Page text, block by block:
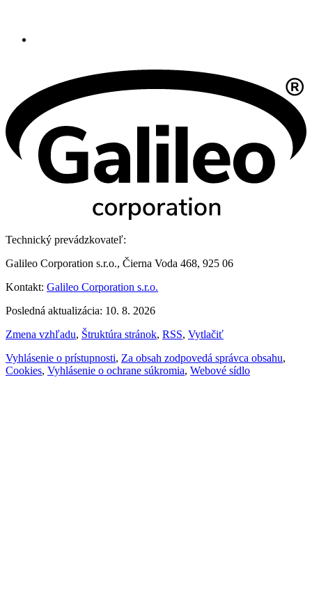
Technický prevádzkovateľ:
Galileo Corporation s.r.o., Čierna Voda 468, 925 06
Kontakt: Galileo Corporation s.r.o.
Posledná aktualizácia: 10. 8. 2026
Zmena vzhľadu, Štruktúra stránok, RSS, Vytlačiť
Vyhlásenie o prístupnosti, Za obsah zodpovedá správca obsahu,
Cookies, Vyhlásenie o ochrane súkromia, Webové sídlo